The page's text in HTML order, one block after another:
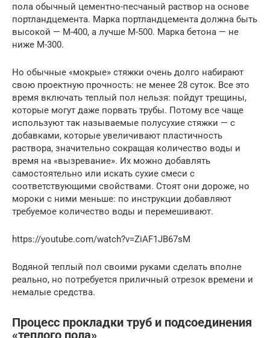
пола обычный цементно-песчаный раствор на основе
портландцемента. Марка портландцемента должна быть
высокой — М-400, а лучше М-500. Марка бетона — не
ниже М-300.
Но обычные «мокрые» стяжки очень долго набирают
свою проектную прочность: не менее 28 суток. Все это
время включать теплый пол нельзя: пойдут трещины,
которые могут даже порвать трубы. Потому все чаще
используют так называемые полусухие стяжки — с
добавками, которые увеличивают пластичность
раствора, значительно сокращая количество воды и
время на «вызревание». Их можно добавлять
самостоятельно или искать сухие смеси с
соответствующими свойствами. Стоят они дороже, но
мороки с ними меньше: по инструкции добавляют
требуемое количество воды и перемешивают.
https://youtube.com/watch?v=ZiAF1JB67sM
Водяной теплый пол своими руками сделать вполне
реально, но потребуется приличный отрезок времени и
немалые средства.
Процесс прокладки труб и подсоединения